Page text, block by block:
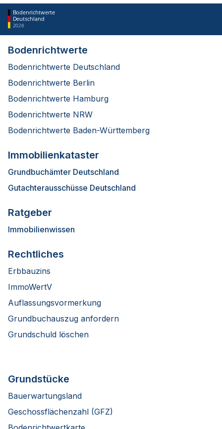
Bodenrichtwerte
Deutschland
2026
Bodenrichtwerte
Bodenrichtwerte Deutschland
Bodenrichtwerte Berlin
Bodenrichtwerte Hamburg
Bodenrichtwerte NRW
Bodenrichtwerte Baden-Württemberg
Immobilienkataster
Grundbuchämter Deutschland
Gutachterausschüsse Deutschland
Ratgeber
Immobilienwissen
Rechtliches
Erbbauzins
ImmoWertV
Auflassungsvormerkung
Grundbuchauszug anfordern
Grundschuld löschen
Grundstücke
Bauerwartungsland
Geschossflächenzahl (GFZ)